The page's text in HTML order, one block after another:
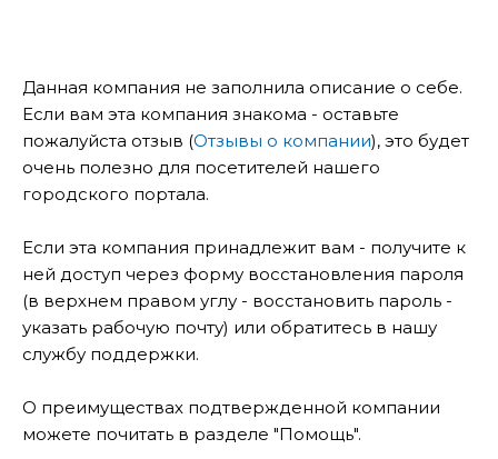
Данная компания не заполнила описание о себе.
Если вам эта компания знакома - оставьте
пожалуйста отзыв (Отзывы о компании), это будет
очень полезно для посетителей нашего
городского портала.
Если эта компания принадлежит вам - получите к
ней доступ через форму восстановления пароля
(в верхнем правом углу - восстановить пароль -
указать рабочую почту) или обратитесь в нашу
службу поддержки.
О преимуществах подтвержденной компании
можете почитать в разделе "Помощь".